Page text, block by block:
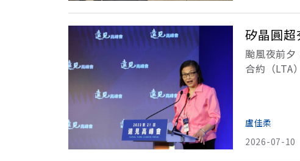
矽晶圓
颱風夜前
合約（
盧佳柔
2026-07-10